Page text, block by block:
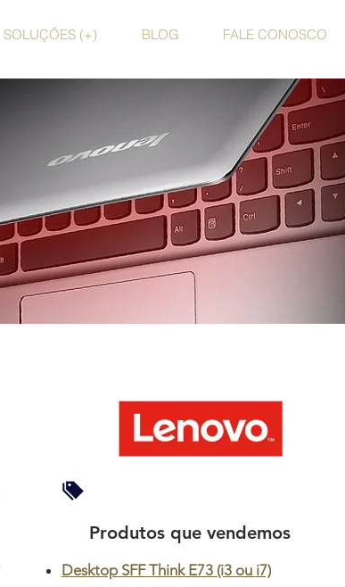
SOLUÇÕES (+) BLOG FALE CONOSCO
Produtos que vendemos
Desktop SFF Think E73 (i3 ou i7)